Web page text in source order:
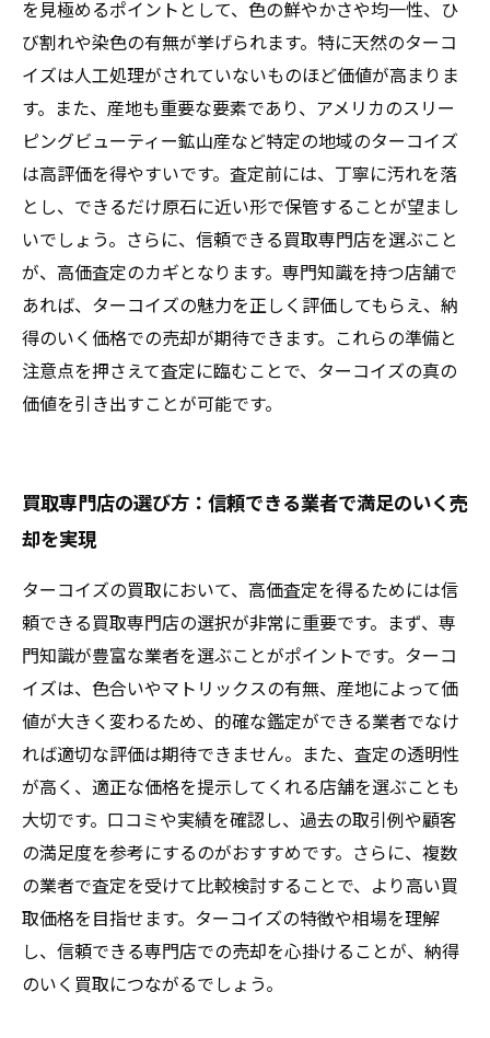
を見極めるポイントとして、色の鮮やかさや均一性、ひ
び割れや染色の有無が挙げられます。特に天然のターコ
イズは人工処理がされていないものほど価値が高まりま
す。また、産地も重要な要素であり、アメリカのスリー
ピングビューティー鉱山産など特定の地域のターコイズ
は高評価を得やすいです。査定前には、丁寧に汚れを落
とし、できるだけ原石に近い形で保管することが望まし
いでしょう。さらに、信頼できる買取専門店を選ぶこと
が、高価査定のカギとなります。専門知識を持つ店舗で
あれば、ターコイズの魅力を正しく評価してもらえ、納
得のいく価格での売却が期待できます。これらの準備と
注意点を押さえて査定に臨むことで、ターコイズの真の
価値を引き出すことが可能です。
買取専門店の選び方：信頼できる業者で満足のいく売
却を実現
ターコイズの買取において、高価査定を得るためには信
頼できる買取専門店の選択が非常に重要です。まず、専
門知識が豊富な業者を選ぶことがポイントです。ターコ
イズは、色合いやマトリックスの有無、産地によって価
値が大きく変わるため、的確な鑑定ができる業者でなけ
れば適切な評価は期待できません。また、査定の透明性
が高く、適正な価格を提示してくれる店舗を選ぶことも
大切です。口コミや実績を確認し、過去の取引例や顧客
の満足度を参考にするのがおすすめです。さらに、複数
の業者で査定を受けて比較検討することで、より高い買
取価格を目指せます。ターコイズの特徴や相場を理解
し、信頼できる専門店での売却を心掛けることが、納得
のいく買取につながるでしょう。